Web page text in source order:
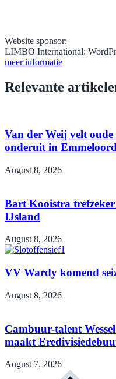
Website sponsor:
LIMBO International:
meer informatie
Relevante
Van der Weij velt
onderuit in
August 8, 2026
Bart Kooistra
IJsland
August 8, 2026
VV Wardy komend
August 8, 2026
Cambuur-talent
maakt
August 7, 2026